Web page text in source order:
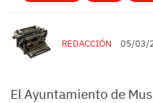
REDACCIÓN 05/03/
El Ayuntamiento de